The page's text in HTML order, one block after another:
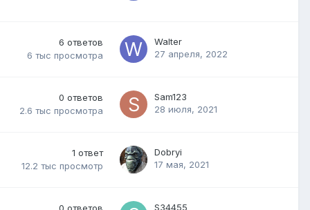
6 ответов
6 тыс просмотра
Walter
27 апреля, 2022
0 ответов
2.6 тыс просмотра
Sam123
28 июля, 2021
1 ответ
12.2 тыс просмотр
Dobryi
17 мая, 2021
0 ответов
S34455